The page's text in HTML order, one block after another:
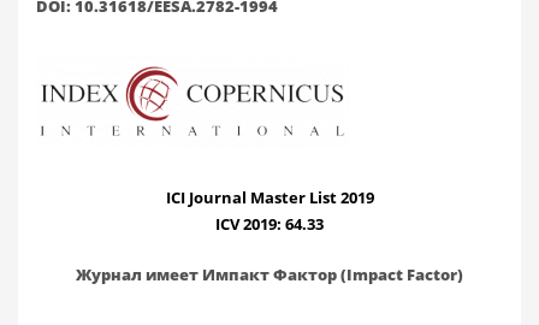
DOI: 10.31618/EESA.2782-1994
ICI Journal Master List 2019
ICV 2019: 64.33
Журнал имеет Импакт Фактор (Impact Factor)